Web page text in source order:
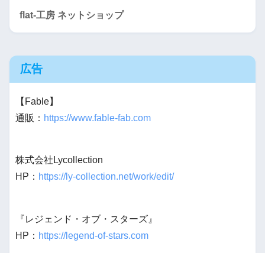
flat-工房 ネットショップ
広告
【Fable】
通販： https://www.fable-fab.com
株式会社Lycollection
HP： https://ly-collection.net/work/edit/
『レジェンド・オブ・スターズ』
HP： https://legend-of-stars.com